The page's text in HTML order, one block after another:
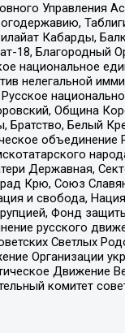
Управления
Кабарды,
18, Благородный
национальное
нелегальной
Община
Белый
объединение
Державная,
Крю, Союз
и свобода,
Фонд
русского
Светлых
Организации
Движение
комитет